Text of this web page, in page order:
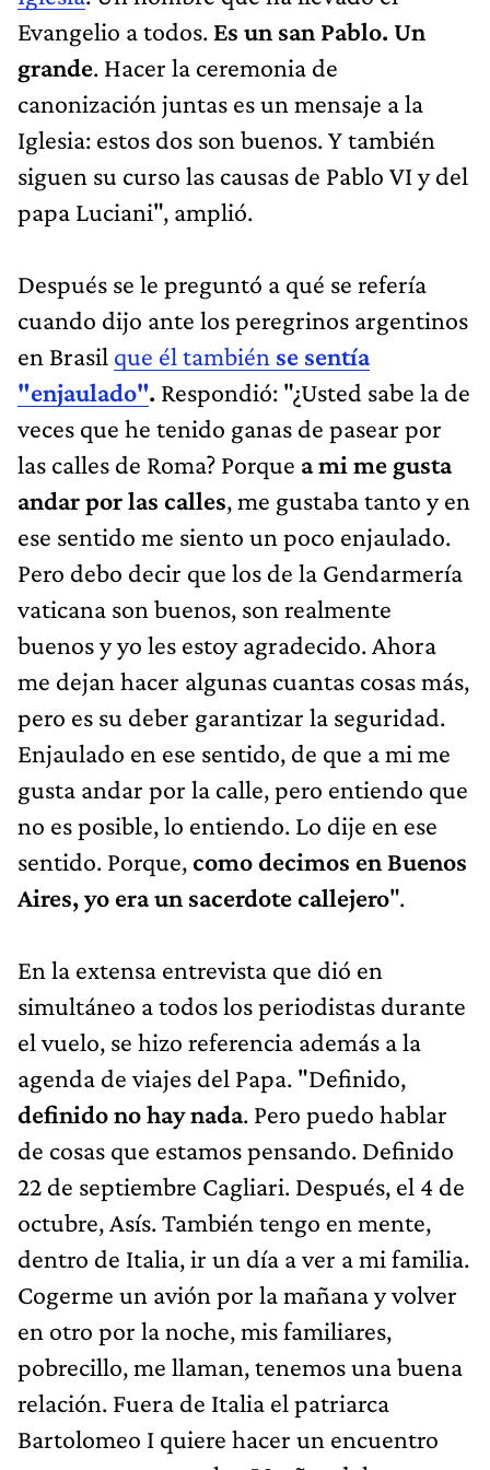
Evangelio a todos. Es un san Pablo. Un
grande. Hacer la ceremonia de
canonización juntas es un mensaje a la
Iglesia: estos dos son buenos. Y también
siguen su curso las causas de Pablo VI y del
papa Luciani", amplió.
Después se le preguntó a qué se refería
cuando dijo ante los peregrinos argentinos
en Brasil que él también se sentía
"enjaulado". Respondió: "¿Usted sabe la de
veces que he tenido ganas de pasear por
las calles de Roma? Porque a mi me gusta
andar por las calles, me gustaba tanto y en
ese sentido me siento un poco enjaulado.
Pero debo decir que los de la Gendarmería
vaticana son buenos, son realmente
buenos y yo les estoy agradecido. Ahora
me dejan hacer algunas cuantas cosas más,
pero es su deber garantizar la seguridad.
Enjaulado en ese sentido, de que a mi me
gusta andar por la calle, pero entiendo que
no es posible, lo entiendo. Lo dije en ese
sentido. Porque,como decimos en Buenos
Aires, yo era un sacerdote callejero".
En la extensa entrevista que dió en
simultáneo a todos los periodistas durante
el vuelo, se hizo referencia además a la
agenda de viajes del Papa. "Definido,
definido no hay nada. Pero puedo hablar
de cosas que estamos pensando. Definido
22 de septiembre Cagliari. Después, el 4 de
octubre, Asís. También tengo en mente,
dentro de Italia, ir un día a ver a mi familia.
Cogerme un avión por la mañana y volver
en otro por la noche, mis familiares,
pobrecillo, me llaman, tenemos una buena
relación. Fuera de Italia el patriarca
Bartolomeo I quiere hacer un encuentro